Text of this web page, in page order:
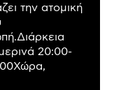
την ατομική
20:00-